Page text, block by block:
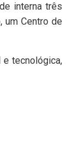
interna três
um Centro de
tecnológica,